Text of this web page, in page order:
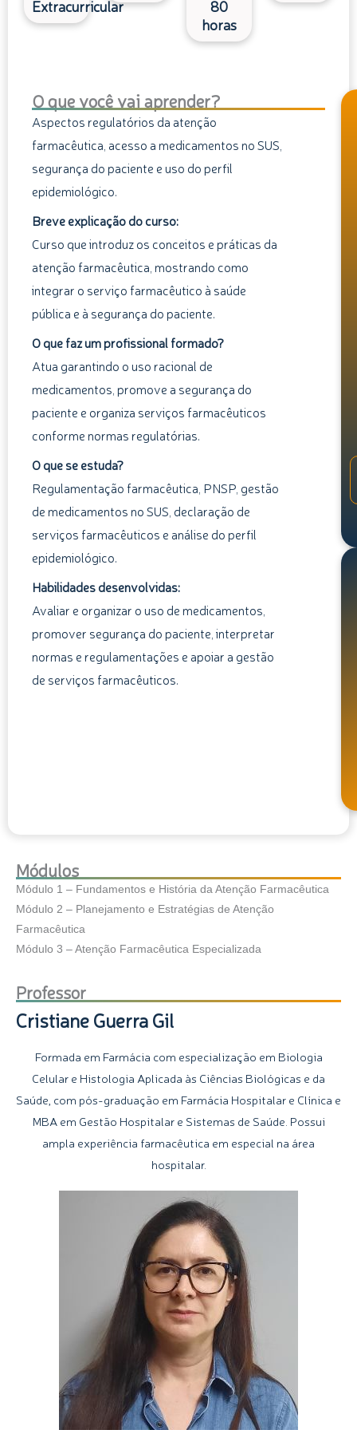
Extracurricular
80
horas
O que você vai aprender?
Aspectos regulatórios da atenção
farmacêutica, acesso a medicamentos no SUS,
segurança do paciente e uso do perfil
epidemiológico.
Breve explicação do curso:
Curso que introduz os conceitos e práticas da
atenção farmacêutica, mostrando como
integrar o serviço farmacêutico à saúde
pública e à segurança do paciente.
O que faz um profissional formado?
Atua garantindo o uso racional de
medicamentos, promove a segurança do
paciente e organiza serviços farmacêuticos
conforme normas regulatórias.
O que se estuda?
Regulamentação farmacêutica, PNSP, gestão
de medicamentos no SUS, declaração de
serviços farmacêuticos e análise do perfil
epidemiológico.
Habilidades desenvolvidas:
Avaliar e organizar o uso de medicamentos,
promover segurança do paciente, interpretar
normas e regulamentações e apoiar a gestão
de serviços farmacêuticos.
Módulos
Módulo 1 – Fundamentos e História da Atenção Farmacêutica
Módulo 2 – Planejamento e Estratégias de Atenção
Farmacêutica
Módulo 3 – Atenção Farmacêutica Especializada
Professor
Cristiane Guerra Gil
Formada em Farmácia com especialização em Biologia
Celular e Histologia Aplicada às Ciências Biológicas e da
Saúde, com pós-graduação em Farmácia Hospitalar e Clínica e
MBA em Gestão Hospitalar e Sistemas de Saúde. Possui
ampla experiência farmacêutica em especial na área
hospitalar.